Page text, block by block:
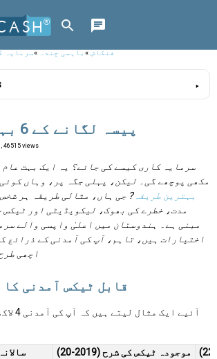
فنکاش»باہمی چندہ»سرمایہ
پیسہ لگانے کے 6 بہترین طریقے
, 46515 views
سرمایہ کاری کیسے کی جائے؟ یہ ایک بہت
مکھی پوچھے گی۔ لیکن، پہلی جگہ پر، وہاں
بہترین طریقہ? جی ہاں، مثالی طریقہ ہر
مدت، خطرے کی بھوک، لیکویڈیٹی اور ٹیکس
مبنی ہے۔ ہندوستان میں اعلیٰ واپسی والے
اختیارات ہیں، تاہم، آپ کی آمدنی کے ذرائع
اچھی
1. قابل ٹیکس آمدنی
آئیے
موجودہ ٹیکس کی شرح (2019-20)